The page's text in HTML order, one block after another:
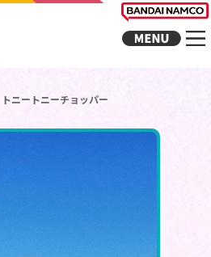
ニートニーチョッパー